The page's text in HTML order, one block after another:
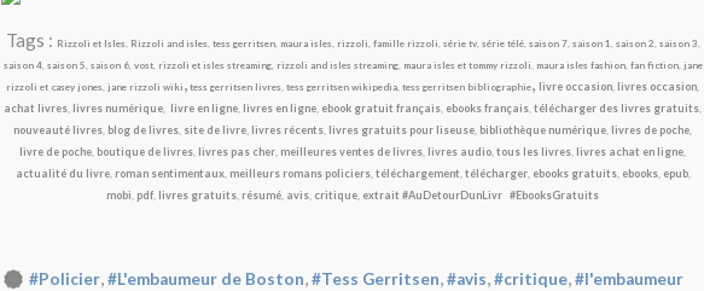
Tags : Rizzoli et Isles, Rizzoli and isles, tess gerritsen, maura isles, rizzoli, famille rizzoli, série tv, série télé, saison 7, saison 1, saison 2, saison 3,
saison 4, saison 5, saison 6, vost, rizzoli et isles streaming, rizzoli and isles streaming, maura isles et tommy rizzoli, maura isles fashion, fan fiction, jane
rizzoli et casey jones, jane rizzoli wiki , tess gerritsen livres, tess gerritsen wikipedia, tess gerritsen bibliographie, livre occasion, livres occasion,
achat livres, livres numérique, livre en ligne, livres en ligne, ebook gratuit français, ebooks français,télécharger des livres gratuits,
nouveauté livres, blog de livres, site de livre, livres récents, livres gratuits pour liseuse, bibliothèque numérique, livres de poche,
livre de poche, boutique de livres, livres pas cher, meilleures ventes de livres, livres audio,tous les livres, livres achat en ligne,
actualité du livre, roman sentimentaux, meilleurs romans policiers,téléchargement,télécharger, ebooks gratuits,ebooks, epub,
mobi, pdf, livres gratuits, résumé, avis, critique, extrait #AuDetourDunLivr #EbooksGratuits
#Policier,#L'embaumeur de Boston,#Tess Gerritsen,#avis,#critique,#l'embaumeur